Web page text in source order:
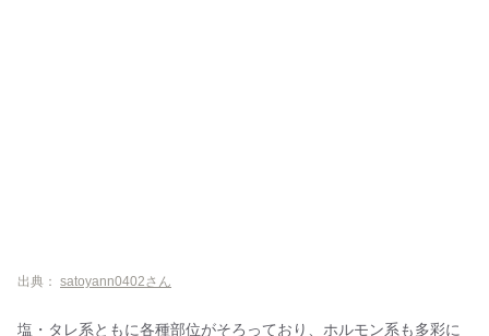
出典： satoyann0402さん
塩・タレ系ともに各種部位がそろっており、ホルモン系も多彩に